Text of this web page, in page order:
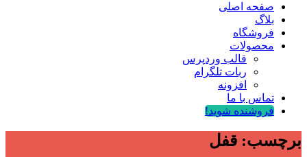
صفحه اصلی
بلاگ
فروشگاه
محصولات
قالب وردپرس
ربات تلگرام
افزونه
تماس با ما
فروشنده شوید!
برچسب: قفل